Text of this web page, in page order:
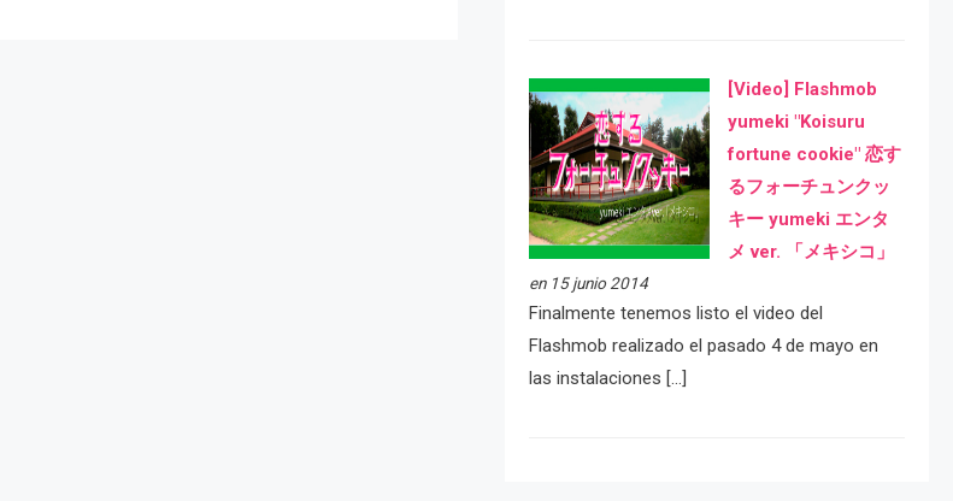
[Video] Flashmob
yumeki "Koisuru
fortune cookie" 恋す
るフォーチュンクッ
キー yumeki エンタ
メ ver. 「メキシコ」
en 15 junio 2014
Finalmente tenemos listo el video del
Flashmob realizado el pasado 4 de mayo en
las instalaciones […]